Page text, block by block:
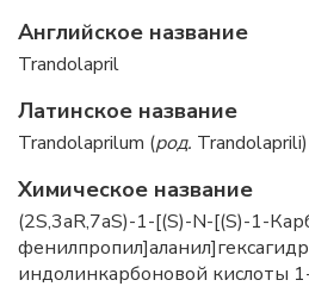
Английское название
Trandolapril
Латинское название
Trandolaprilum (род. Trandolaprili)
Химическое название
(2S,3aR,7aS)-1-[(S)-N-[(S)-1-
индолинкарбоновой кислоты